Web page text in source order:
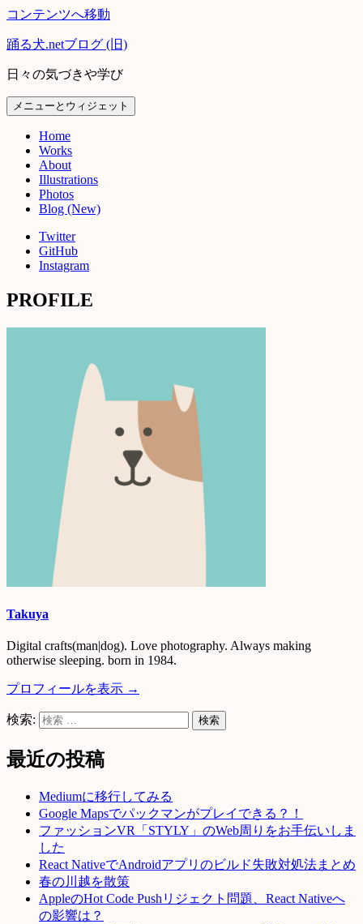
コンテンツへ移動
踊る犬.netブログ (旧)
日々の気づきや学び
メニューとウィジェット
Home
Works
About
Illustrations
Photos
Blog (New)
Twitter
GitHub
Instagram
PROFILE
Takuya
Digital crafts(man|dog). Love photography. Always making
otherwise sleeping. born in 1984.
プロフィールを表示 →
検索:
最近の投稿
Mediumに移行してみる
Google Mapsでパックマンがプレイできる？！
ファッションVR「STYLY」のWeb周りをお手伝いしま
した
React NativeでAndroidアプリのビルド失敗対処法まとめ
春の川越を散策
AppleのHot Code Pushリジェクト問題、React Nativeへ
の影響は？